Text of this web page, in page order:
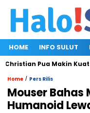
HOME INFO SULUT
Pua Makin Kuat di
Home / Pers Rilis
Mouser Bahas
Humanoid